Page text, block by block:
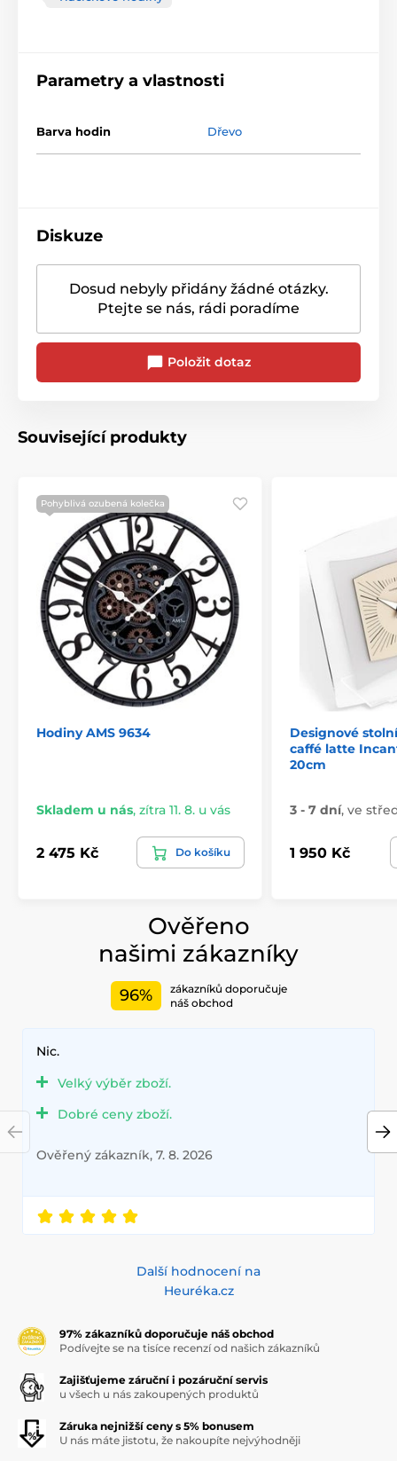
Parametry a vlastnosti
Barva hodin Dřevo
Diskuze
Dosud nebyly přidány žádné otázky.
Ptejte se nás, rádi poradíme
Položit dotaz
Související produkty
Pohyblivá ozubená kolečka
Hodiny AMS 9634
Skladem u nás, zítra 11. 8. u vás
2 475 Kč Do košíku
Designové
caffé latte
20cm
3 - 7 dní, ve
1 950 Kč
Ověřeno
našimi zákazníky
96%
zákazníků doporučuje
náš obchod
Nic.
Velký výběr zboží.
Dobré ceny zboží.
Ověřený zákazník, 7. 8. 2026
Další hodnocení na
Heuréka.cz
97% zákazníků doporučuje náš obchod
Podívejte se na tisíce recenzí od našich zákazníků
Zajišťujeme záruční i pozáruční servis
u všech u nás zakoupených produktů
Záruka nejnižší ceny s 5% bonusem
U nás máte jistotu, že nakoupíte nejvýhodněji